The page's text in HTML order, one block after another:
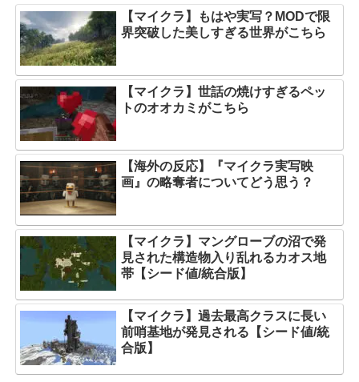
【マイクラ】もはや実写？MODで限
界突破した美しすぎる世界がこちら
【マイクラ】世話の焼けすぎるペッ
トのオオカミがこちら
【海外の反応】『マイクラ実写映
画』の略奪者についてどう思う？
【マイクラ】マングローブの沼で発
見された構造物入り乱れるカオス地
帯【シード値/統合版】
【マイクラ】過去最高クラスに長い
前哨基地が発見される【シード値/統
合版】